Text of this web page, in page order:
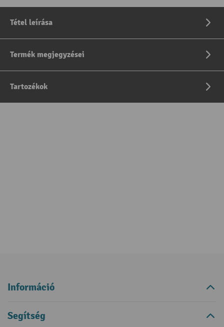
Tétel leírása
Termék megjegyzései
Tartozékok
Információ
Segítség